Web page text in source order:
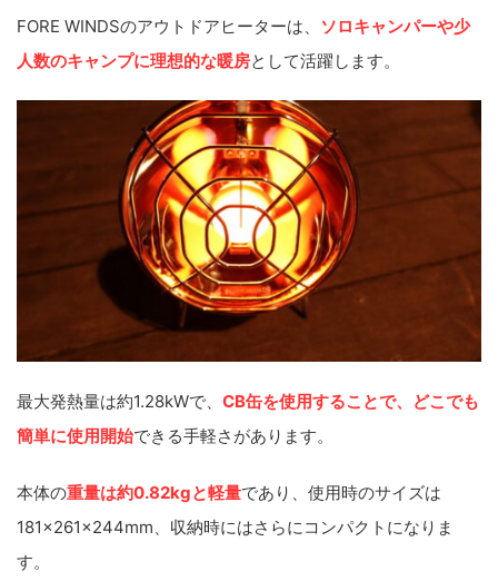
FORE WINDSのアウトドアヒーターは、
ソロキャンパーや少
人数のキャンプに理想的な暖房として活躍します。
最大発熱量は約1.28kWで、 CB缶を使用することで、どこでも
簡単に使用開始できる手軽さがあります。
本体の重量は約0.82kgと軽量であり、使用時のサイズは
181×261×244mm、収納時にはさらにコンパクトになりま
す。